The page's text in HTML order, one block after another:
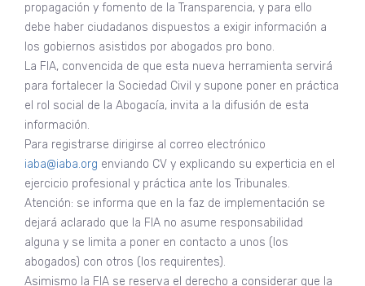
propagación y fomento de la Transparencia, y para ello
debe haber ciudadanos dispuestos a exigir información a
los gobiernos asistidos por abogados pro bono.
La FIA, convencida de que esta nueva herramienta servirá
para fortalecer la Sociedad Civil y supone poner en práctica
el rol social de la Abogacía, invita a la difusión de esta
información.
Para registrarse dirigirse al correo electrónico
iaba@iaba.org enviando CV y explicando su experticia en el
ejercicio profesional y práctica ante los Tribunales.
Atención: se informa que en la faz de implementación se
dejará aclarado que la FIA no asume responsabilidad
alguna y se limita a poner en contacto a unos (los
abogados) con otros (los requirentes).
Asimismo la FIA se reserva el derecho a considerar que la